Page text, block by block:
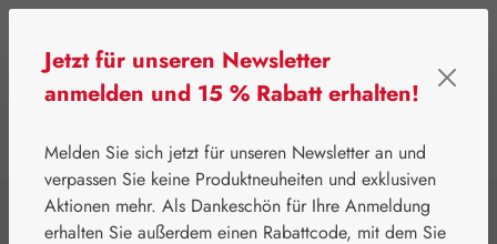
⌂ Gall Pharma Aminosäuren
Jetzt für unseren Newsletter
anmelden und 15 % Rabatt erhalten!
Melden Sie sich jetzt für unseren Newsletter an und
verpassen Sie keine Produktneuheiten und exklusiven
Aktionen mehr. Als Dankeschön für Ihre Anmeldung
erhalten Sie außerdem einen Rabattcode, mit dem Sie